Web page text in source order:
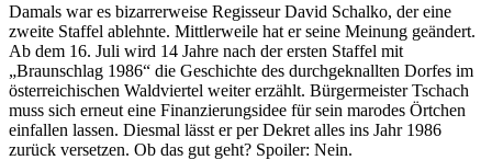
Damals war es bizarrerweise Regisseur David Schalko, der eine
zweite Staffel ablehnte. Mittlerweile hat er seine Meinung geändert.
Ab dem 16. Juli wird 14 Jahre nach der ersten Staffel mit
„Braunschlag 1986“ die Geschichte des durchgeknallten Dorfes im
österreichischen Waldviertel weiter erzählt. Bürgermeister Tschach
muss sich erneut eine Finanzierungsidee für sein marodes Örtchen
einfallen lassen. Diesmal lässt er per Dekret alles ins Jahr 1986
zurück versetzen. Ob das gut geht? Spoiler: Nein.